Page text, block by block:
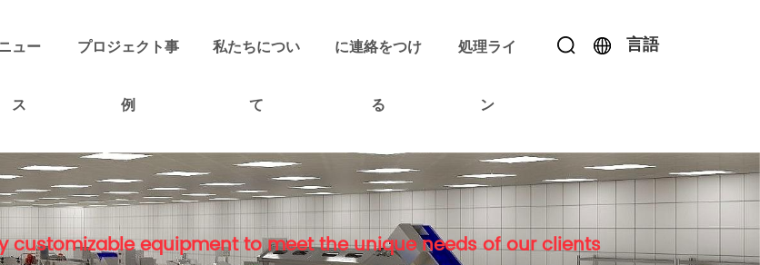
ュー
ス
プロジェクト事
例
私たちについ
て
に連絡をつけ
る
処理ライ
ン
言語
customizable equipment to meet the unique needs of our clients